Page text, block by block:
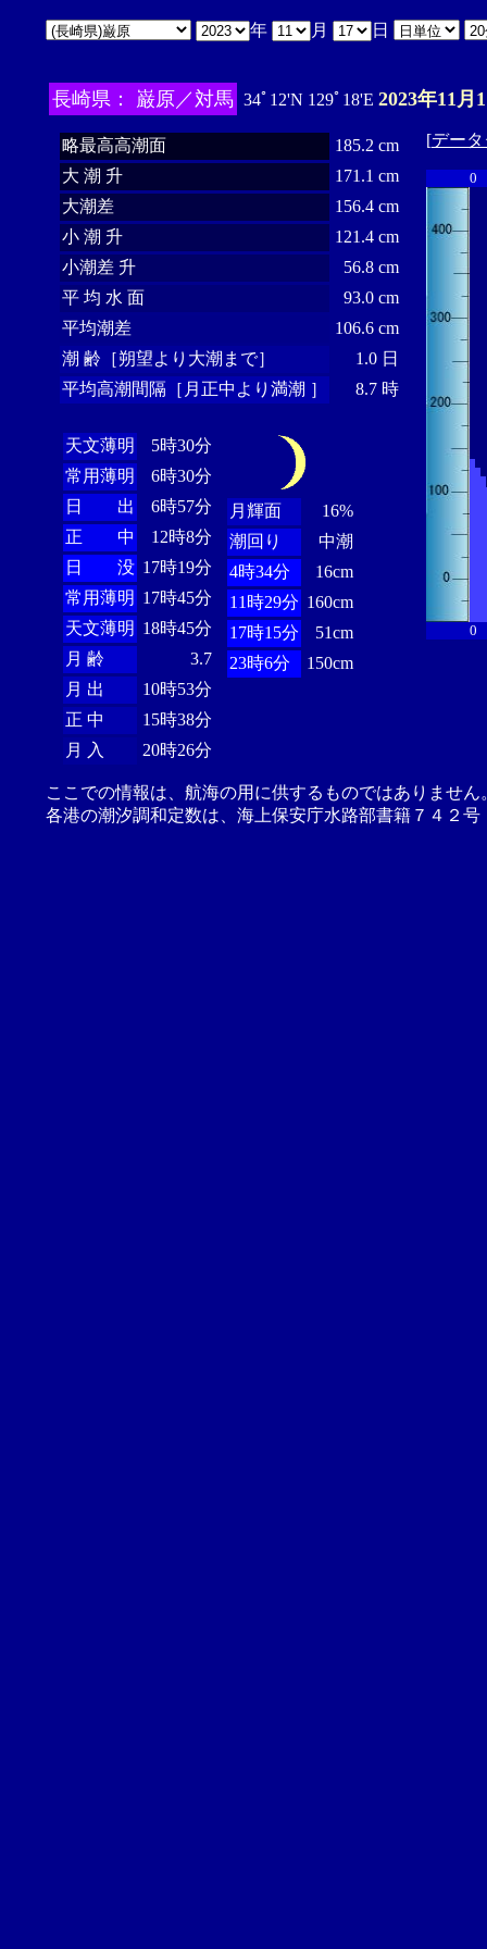
年 月 日
長崎県： 巌原／対馬 34ﾟ12'N 129ﾟ18'E 2023年11月
略最高高潮面
185.2 cm
大 潮 升
171.1 cm
大潮差
156.4 cm
小 潮 升
121.4 cm
小潮差 升
56.8 cm
平 均 水 面
93.0 cm
平均潮差
106.6 cm
潮 齢［朔望より大潮まで］
1.0 日
平均高潮間隔［月正中より満潮 ］
8.7 時
天文薄明
5時30分
常用薄明
6時30分
日 出
6時57分
正 中
12時8分
日 没 17時19分
常用薄明 17時45分
天文薄明 18時45分
月 齢
3.7
月 出
10時53分
正 中
15時38分
月 入
20時26分
月輝面
16%
潮回り
中潮
4時34分
16cm
11時29分 160cm
17時15分
51cm
23時6分
150cm
[デー
0
0
ここでの情報は、航海の用に供するものではありませ
各港の潮汐調和定数は、海上保安庁水路部書籍７４２